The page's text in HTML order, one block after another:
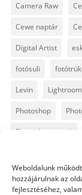
Weboldalunk
hozzájárulnak az
fejlesztéséhez,
Camera Raw
Cewe naptár
Digital Artist
fotósuli
Levin Lightroom
Photoshop
Photoshop tippek
szövegszerkesztés